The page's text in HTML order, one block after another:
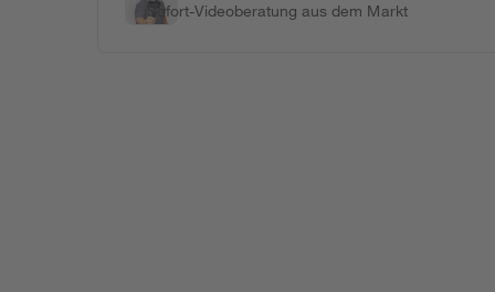
Sofort-Videoberatung aus dem Markt